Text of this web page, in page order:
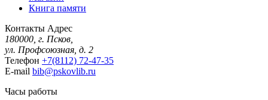
Книга памяти
Контакты Адрес
180000, г. Псков,
ул. Профсоюзная, д. 2
Телефон +7(8112) 72-47-35
E-mail bib@pskovlib.ru
Часы работы